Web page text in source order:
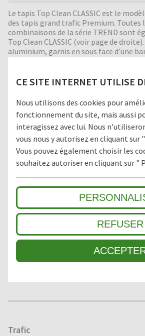
CE SITE INTERNET UTILISE
Nous utilisons des cookies pour
fonctionnement du site, mais aussi
interagissez avec lui. Nous
vous nous y autorisez en cliquant sur
Vous pouvez également choisir les
souhaitez autoriser en cliquant sur "
REFUSER
Le tapis Top Clean CLASSIC est le
des tapis grand trafic Premium.
combinaisons de la série TREND sont
Top Clean CLASSIC (voir page de
aluminium, garnis en sous face d’une
mousse reposent bien à plat sur le sol,
enroulable et d’un entretien facile.
Zone de passage
1 GROSSES SALETÉS
2 ZONE INTERMÉDIAIRE
3 SALETÉ FINE / ABSORPTION
Domaine d'application
Trafic